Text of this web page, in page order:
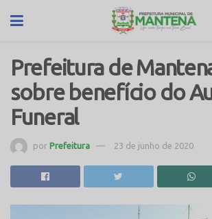
Prefeitura de
sobre benefício do
Funeral
por Prefeitura 23 de junho de 2020